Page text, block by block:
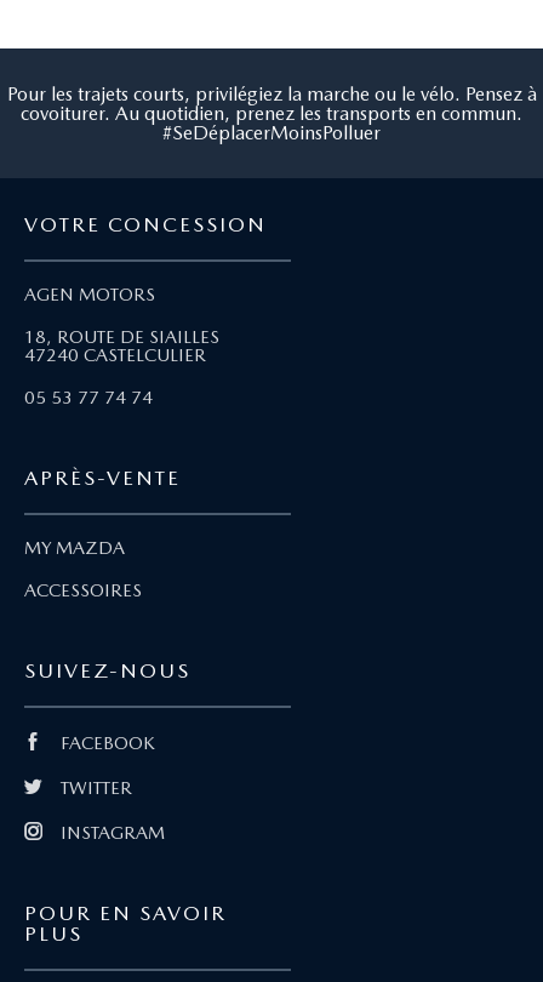
Pour les trajets courts, privilégiez la marche ou le vélo. Pensez à
covoiturer. Au quotidien, prenez les transports en commun.
#SeDéplacerMoinsPolluer
VOTRE CONCESSION
AGEN MOTORS
18, ROUTE DE SIAILLES
47240 CASTELCULIER
05 53 77 74 74
APRÈS-VENTE
MY MAZDA
ACCESSOIRES
SUIVEZ-NOUS
FACEBOOK
TWITTER
INSTAGRAM
POUR EN SAVOIR
PLUS